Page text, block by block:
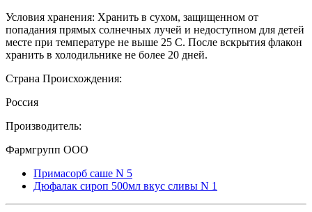
Условия хранения: Хранить в сухом, защищенном от
попадания прямых солнечных лучей и недоступном для детей
месте при температуре не выше 25 С. После вскрытия флакон
хранить в холодильнике не более 20 дней.
Страна Происхождения:
Россия
Производитель:
Фармгрупп ООО
Примасорб саше N 5
Дюфалак сироп 500мл вкус сливы N 1